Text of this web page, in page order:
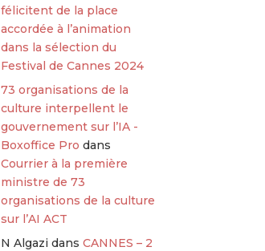
félicitent de la place
accordée à l’animation
dans la sélection du
Festival de Cannes 2024
73 organisations de la
culture interpellent le
gouvernement sur l’IA -
Boxoffice Pro dans
Courrier à la première
ministre de 73
organisations de la culture
sur l’AI ACT
N Algazi dansCANNES – 2